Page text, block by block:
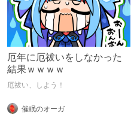
厄年に厄祓いをしなかった
結果ｗｗｗｗ
厄祓い、しよう！
催眠のオーガ